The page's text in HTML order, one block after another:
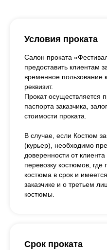
Условия проката
Салон проката
предоставить клиентам
временное пользование
реквизит.
Прокат осуществляется
паспорта заказчика,
стоимости проката.
В случае, если Костюм
(курьер), необходимо
доверенности от
перевозку костюмов, где
костюма в срок и
заказчике и о третьем
костюмы.
Срок проката